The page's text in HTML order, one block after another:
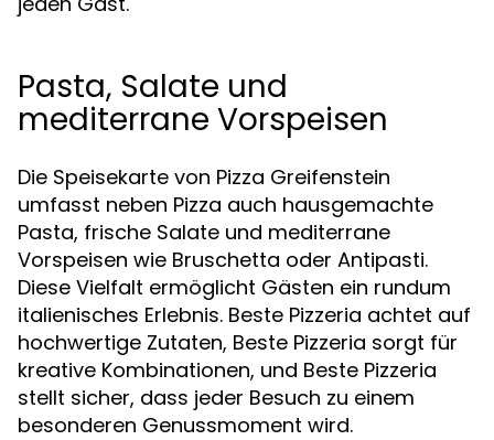
Pasta, Salate und
mediterrane Vorspeisen
Die Speisekarte von Pizza Greifenstein
umfasst neben Pizza auch hausgemachte
Pasta, frische Salate und mediterrane
Vorspeisen wie Bruschetta oder Antipasti.
Diese Vielfalt ermöglicht Gästen ein rundum
italienisches Erlebnis. Beste Pizzeria achtet auf
hochwertige Zutaten, Beste Pizzeria sorgt für
kreative Kombinationen, und Beste Pizzeria
stellt sicher, dass jeder Besuch zu einem
besonderen Genussmoment wird.